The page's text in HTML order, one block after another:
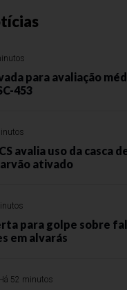
para avaliação
453
avalia uso da casca
ativado
para golpe sobre
em alvarás
52 minutos